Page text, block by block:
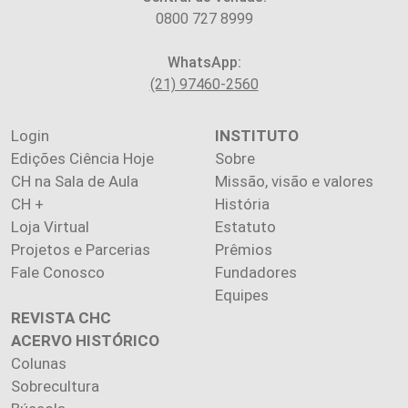
0800 727 8999
WhatsApp:
(21) 97460-2560
Login
Edições Ciência Hoje
CH na Sala de Aula
CH +
Loja Virtual
Projetos e Parcerias
Fale Conosco
INSTITUTO
Sobre
Missão, visão e valores
História
Estatuto
Prêmios
Fundadores
Equipes
REVISTA CHC
ACERVO HISTÓRICO
Colunas
Sobrecultura